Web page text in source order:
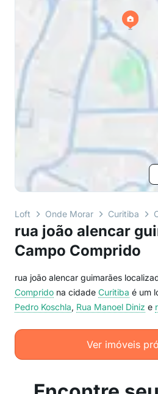
Loft Onde Morar Curitiba
rua joão alencar
Campo Comprido
rua joão alencar guimarães
Comprido na cidade Curitiba é um
Pedro Koschla, Rua Manoel Diniz e
Ver imóveis